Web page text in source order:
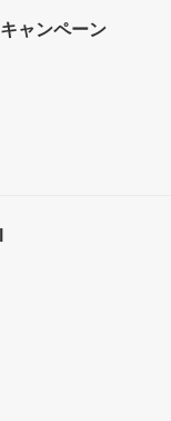
キャンペーン